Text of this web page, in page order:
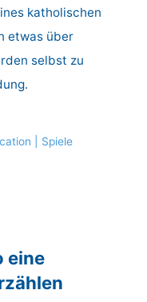
katholischen
etwas über
selbst zu
Spiele
eine